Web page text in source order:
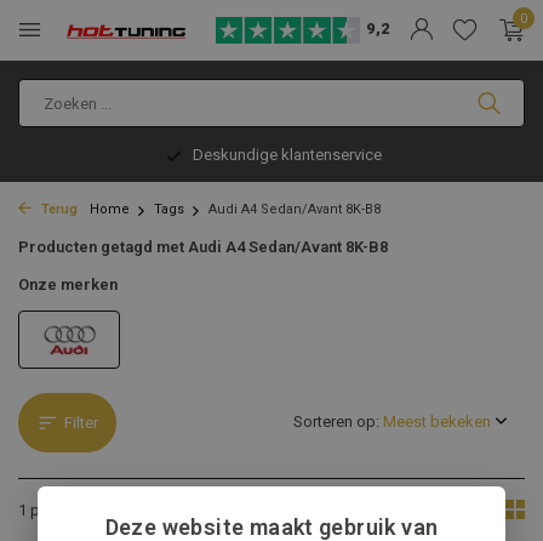
9,2
0
Deskundige klantenservice
Terug Home Tags Audi A4 Sedan/Avant 8K-B8
Producten getagd met Audi A4 Sedan/Avant 8K-B8
Onze merken
Filter
1 product
Sorteren op:
Deze website maakt gebruik van